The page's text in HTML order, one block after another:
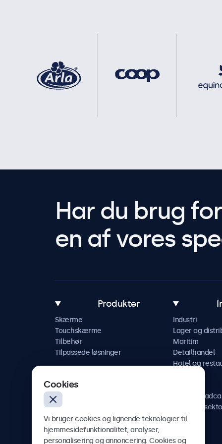
Har du brug
en af vores
Produkter
Skærme
Touchskærme
Tilbehør
Tilpassede løsninger
Industri
Lager og
Maritim
Detailhandel
Hotel og
AV og
Cookies
Vi bruger cookies og lignende teknologier til
hjemmesidefunktionalitet, analyser,
personalisering og annoncering. Cookies og